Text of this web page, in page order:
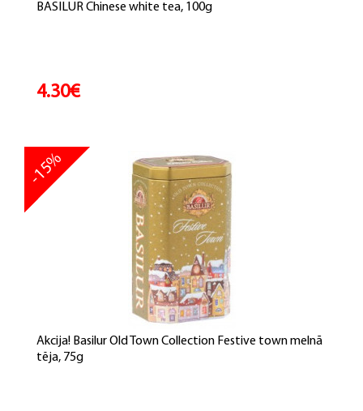
BASILUR Chinese white tea, 100g
4.30€
Akcija! Basilur Old Town Collection Festive town melnā
tēja, 75g
-15%